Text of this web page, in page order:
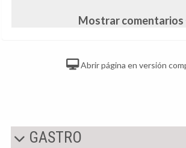
Mostrar comentarios
Abrir página en versión
GASTRO